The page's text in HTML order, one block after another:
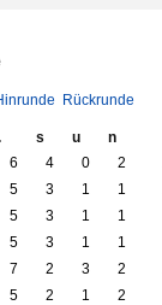
Rückrunde
s u n
6 4 0 2
5 3 1 1
5 3 1 1
5 3 1 1
7 2 3 2
5 2 1 2